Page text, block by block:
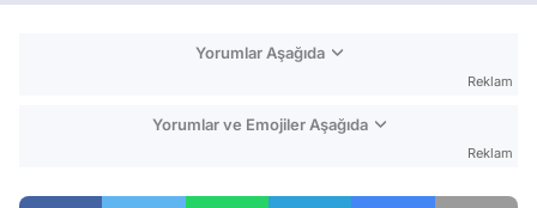
Yorumlar Aşağıda
Reklam
Yorumlar ve Emojiler Aşağıda
Reklam